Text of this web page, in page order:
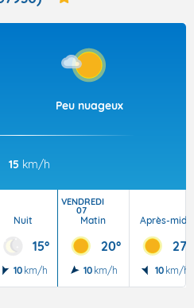
Articles
Peu nuageux
15 km/h
Nuit
15°
10 km/h
VENDREDI
07
Matin
20°
10 km/h
Après-midi
27°
10 km/h